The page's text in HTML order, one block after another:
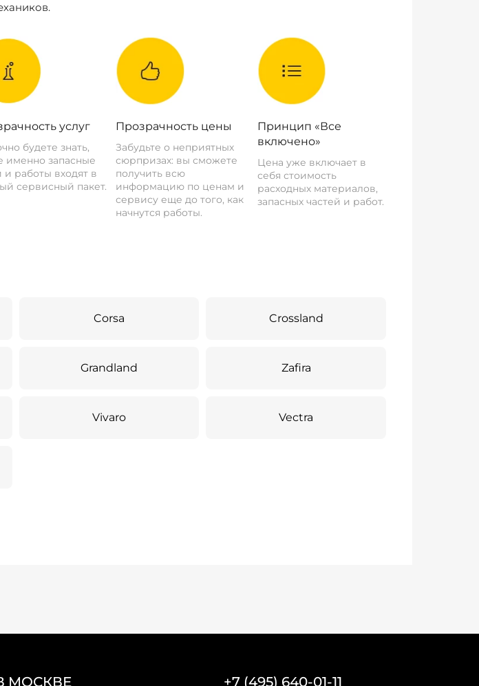
услуг
будете знать,
именно запасные
и работы входят в
сервисный пакет.
Прозрачность цены
Забудьте о неприятных
сюрпризах: вы сможете
получить всю
информацию по ценам и
сервису еще до того, как
начнутся работы.
Принцип «Все
включено»
Цена уже включает в
себя стоимость
расходных материалов,
запасных частей и работ.
Corsa Crossland
Grandland Zafira
Vivaro Vectra
МОСКВЕ +7 (495) 640-01-11